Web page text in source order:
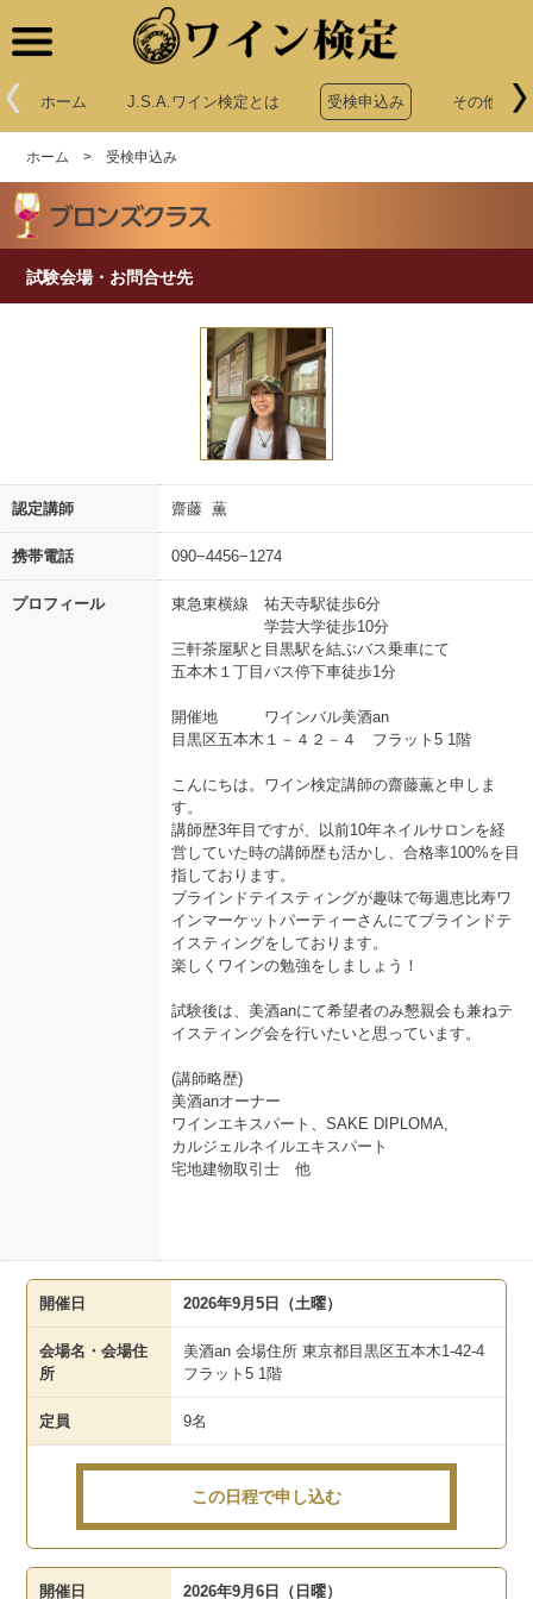
ホーム J.S.A.ワイン検定とは 受検申込み その他申込
ホーム >受検申込み
試験会場・お問合せ先
認定講師 齋藤 薫
携帯電話 090−4456−1274
プロフィール
東急東横線 祐天寺駅徒歩6分
学芸大学徒歩10分
三軒茶屋駅と目黒駅を結ぶバス乗車にて
五本木１丁目バス停下車徒歩1分
開催地 ワインバル美酒an
目黒区五本木１－４２－４ フラット5 1階
こんにちは。ワイン検定講師の齋藤薫と申しま
す。
講師歴3年目ですが、以前10年ネイルサロンを経
営していた時の講師歴も活かし、合格率100%を目
指しております。
ブラインドテイスティングが趣味で毎週恵比寿ワ
インマーケットパーティーさんにてブラインドテ
イスティングをしております。
楽しくワインの勉強をしましょう！
試験後は、美酒anにて希望者のみ懇親会も兼ねテ
イスティング会を行いたいと思っています。
(講師略歴)
美酒anオーナー
ワインエキスパート、SAKE DIPLOMA,
カルジェルネイルエキスパート
宅地建物取引士 他
開催日 2026年9月5日（土曜）
会場名・会場住
所
美酒an 会場住所 東京都目黒区五本木1-42-4
フラット5 1階
定員 9名
この日程で申し込む
開催日 2026年9月6日（日曜）